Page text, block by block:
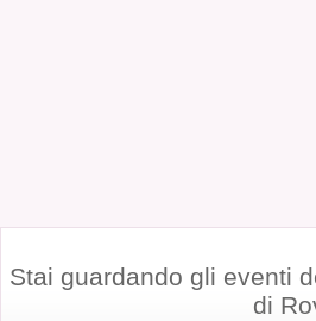
Stai guardando gli eventi
di